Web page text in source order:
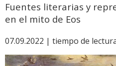
Fuentes literarias y
en el mito de Eos
07.09.2022 | tiempo de